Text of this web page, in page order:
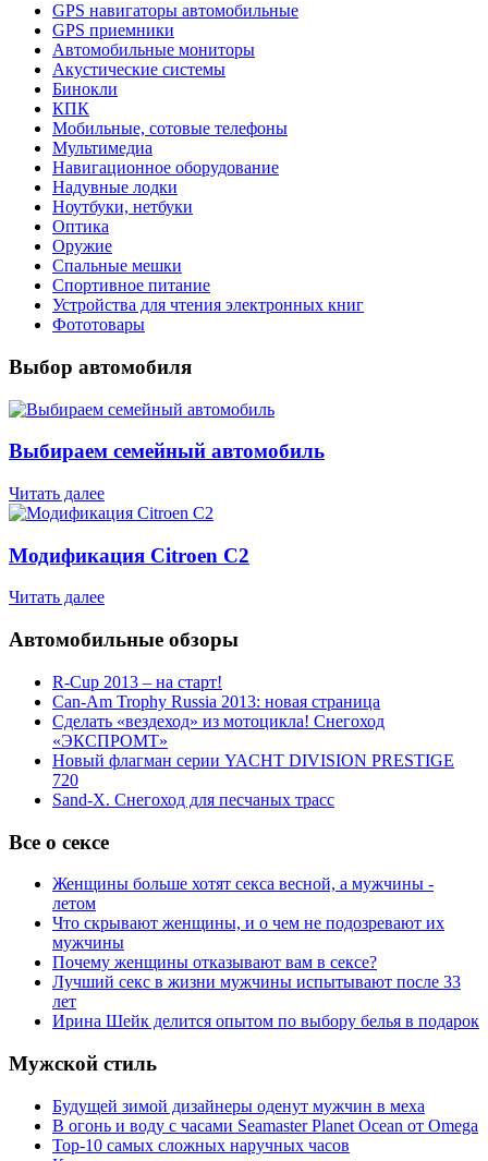
GPS навигаторы автомобильные
GPS приемники
Автомобильные мониторы
Акустические системы
Бинокли
КПК
Мобильные, сотовые телефоны
Мультимедиа
Навигационное оборудование
Надувные лодки
Ноутбуки, нетбуки
Оптика
Оружие
Спальные мешки
Спортивное питание
Устройства для чтения электронных книг
Фототовары
Выбор автомобиля
Выбираем семейный автомобиль
Читать далее
Модификация Citroen С2
Читать далее
Автомобильные обзоры
R-Cup 2013 – на старт!
Can-Am Trophy Russia 2013: новая страница
Сделать «вездеход» из мотоцикла! Снегоход
«ЭКСПРОМТ»
Новый флагман серии YACHT DIVISION PRESTIGE
720
Sand-X. Снегоход для песчаных трасс
Все о сексе
Женщины больше хотят секса весной, а мужчины -
летом
Что скрывают женщины, и о чем не подозревают их
мужчины
Почему женщины отказывают вам в сексе?
Лучший секс в жизни мужчины испытывают после 33
лет
Ирина Шейк делится опытом по выбору белья в подарок
Мужской стиль
Будущей зимой дизайнеры оденут мужчин в меха
В огонь и воду с часами Seamaster Planet Ocean от Omega
Top-10 самых сложных наручных часов